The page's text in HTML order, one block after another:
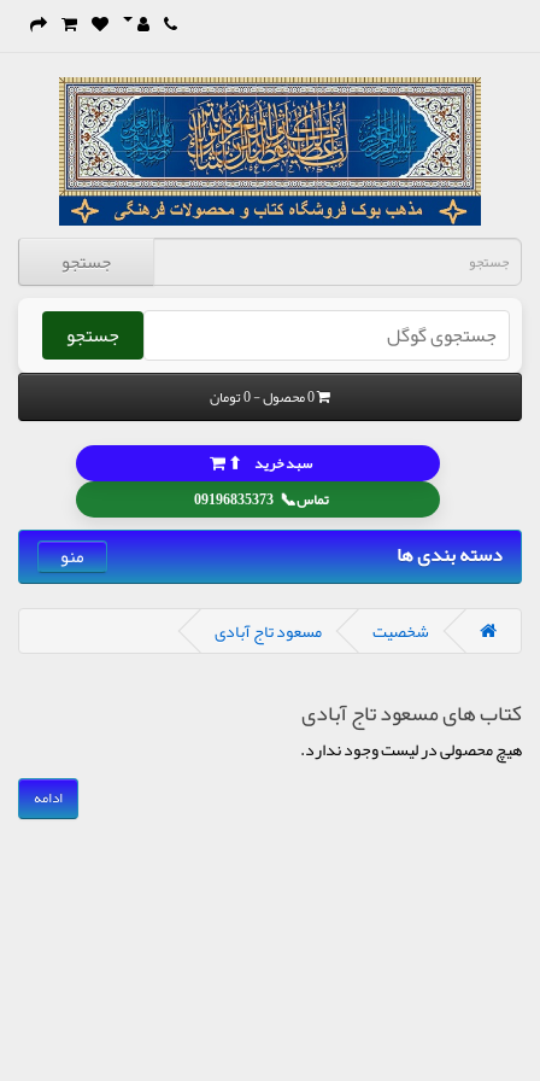
جستجو
جستجو
0 محصول - 0 تومان
تماس📞
09196835373
سبد خرید ⬆
دسته بندی ها منو
شخصیت مسعود تاج آبادی
کتاب های مسعود تاج آبادی
هیچ محصولی در لیست وجود ندارد.
ادامه